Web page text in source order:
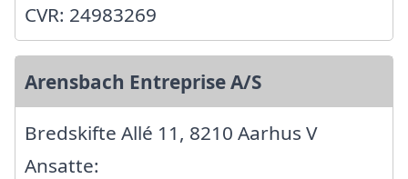
CVR: 24983269
Arensbach Entreprise A/S
Bredskifte Allé 11, 8210 Aarhus V
Ansatte: